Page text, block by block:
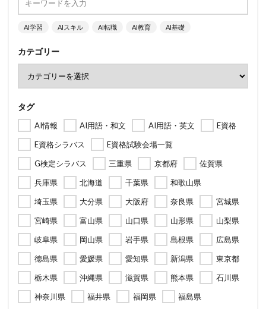
AI学習 AIスキル AI転職 AI教育 AI基礎
カテゴリー
タグ
AI情報 AI用語・和文 AI用語・英文
E資格
E資格シラバス
E資格試験会場一覧
G検定シラバス
三重県 京都府
佐賀県
兵庫県
北海道 千葉県
和歌山県
埼玉県
大分県 大阪府 奈良県
宮城県
宮崎県
富山県 山口県 山形県
山梨県
岐阜県
岡山県 岩手県 島根県
広島県
徳島県
愛媛県 愛知県 新潟県
東京都
栃木県
沖縄県 滋賀県 熊本県
石川県
神奈川県
福井県 福岡県 福島県